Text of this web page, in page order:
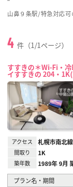
4 件（1/1ページ）
すすきの＊Wi-Fi・
イすすきの 204・
アクセス 札幌市南北
間取り 1K
築年数 1989年 9月
プラン名・期間